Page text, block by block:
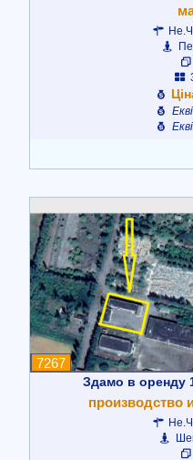
7267
Здамо в оренду
производство